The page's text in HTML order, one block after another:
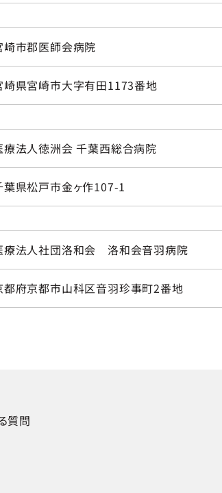
崎市郡医師会病院
崎県宮崎市大字有田1173番地
療法人徳洲会 千葉西総合病院
葉県松戸市金ヶ作107-1
療法人社団洛和会 洛和会音羽病院
都府京都市山科区音羽珍事町2番地
質問